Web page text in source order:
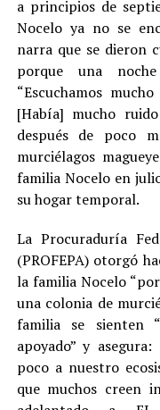
a principios de
Nocelo ya no se
narra que se dieron
porque una
“Escuchamos
[Había] mucho
después de poco
murciélagos
familia Nocelo en
su hogar temporal.
La Procuraduría
(PROFEPA) otorgó
la familia Nocelo
una colonia de
familia se sienten
apoyado” y
poco a nuestro
que muchos creen